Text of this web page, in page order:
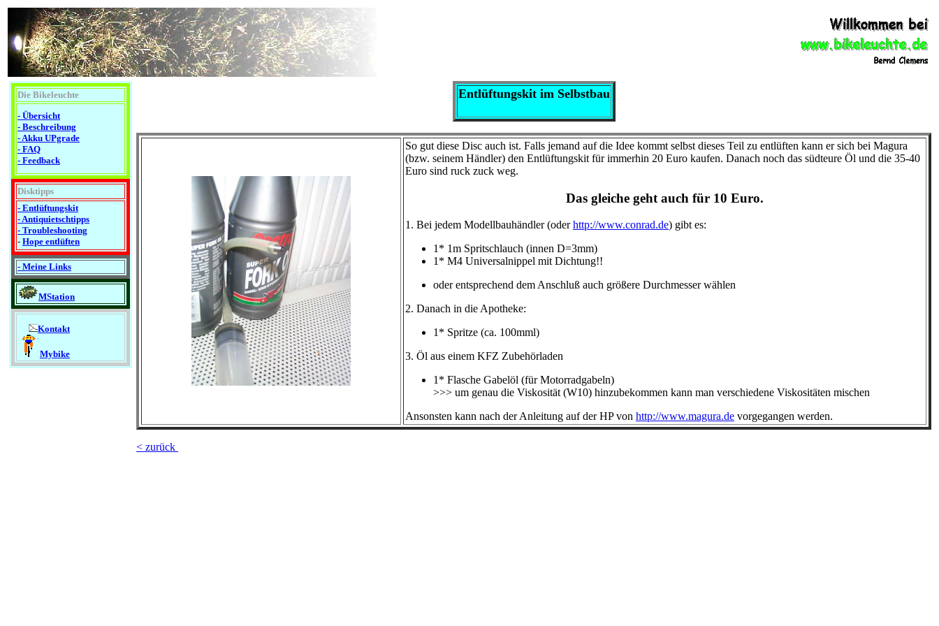
Die Bikeleuchte
- Übersicht
- Beschreibung
- Akku UPgrade
- FAQ
- Feedback
Disktipps
- Entlüftungskit
- Antiquietschtipps
- Troubleshooting
- Hope entlüften
- Meine Links
MStation
Kontakt
Mybike
Entlüftungskit im Selbstbau
So gut diese Disc auch ist. Falls jemand auf die Idee kommt selbst dieses Teil zu entlüften kann er sich bei Magura
(bzw. seinem Händler) den Entlüftungskit für immerhin 20 Euro kaufen. Danach noch das südteure Öl und die 35-40
Euro sind ruck zuck weg.
Das gleiche geht auch für 10 Euro.
1. Bei jedem Modellbauhändler (oderhttp://www.conrad.de) gibt es:
1* 1m Spritschlauch (innen D=3mm)
1* M4 Universalnippel mit Dichtung!!
oder entsprechend dem Anschluß auch größere Durchmesser wählen
2. Danach in die Apotheke:
1* Spritze (ca. 100mml)
3. Öl aus einem KFZ Zubehörladen
1* Flasche Gabelöl (für Motorradgabeln)
>>> um genau die Viskosität (W10) hinzubekommen kann man verschiedene Viskositäten mischen
Ansonsten kann nach der Anleitung auf der HP von http://www.magura.de vorgegangen werden.
< zurück